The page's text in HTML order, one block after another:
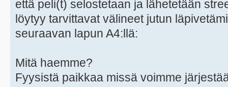
että peli(t) selostetaan ja lähetetään
löytyy tarvittavat välineet jutun
seuraavan lapun A4:llä:
Mitä haemme?
Fyysistä paikkaa missä voimme